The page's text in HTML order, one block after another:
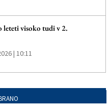
leteti visoko tudi v 2.
| 10:11